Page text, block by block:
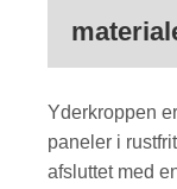
Yderkroppen
paneler i
afsluttet med